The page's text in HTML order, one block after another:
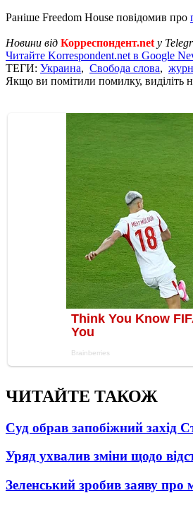
Раніше Freedom House повідомив про
Новини від Корреспондент.net у
Читайте Korrespondent.net в Google
ТЕГИ: Украина, Свобода слова,
Якщо ви помітили помилку, виділіть
ЧИТАЙТЕ ТАКОЖ
Суд обрав запобіжний захід
Уряд ухвалив зміни щодо
Зеленський зробив заяву про